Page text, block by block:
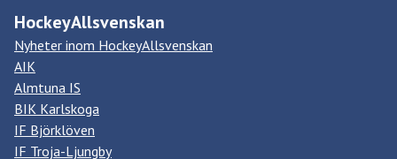
HockeyAllsvenskan
Nyheter inom HockeyAllsvenskan
AIK
Almtuna IS
BIK Karlskoga
IF Björklöven
IF Troja-Ljungby